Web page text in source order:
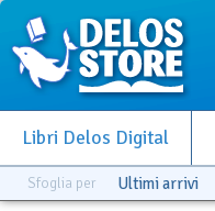
Libri Delos Digital
Sfoglia per Ultimi arrivi